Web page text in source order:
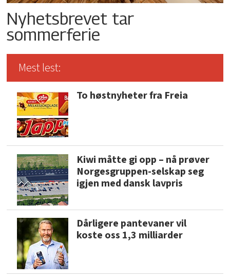
Nyhetsbrevet tar
sommerferie
Mest lest:
To høstnyheter fra Freia
Kiwi måtte gi opp – nå prøver
Norgesgruppen-selskap seg
igjen med dansk lavpris
Dårligere pantevaner vil
koste oss 1,3 milliarder